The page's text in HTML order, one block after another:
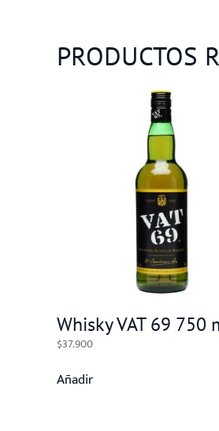
PRODUCTOS
Whisky VAT 69 750
$37.900
Añadir